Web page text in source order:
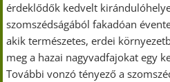
érdeklődők kedvelt
szomszédságából fakadóan
akik természetes, erdei
meg a hazai nagyvadfajokat egy
További vonzó tényező a